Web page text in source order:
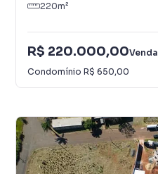
220m²
R$ 220.000,00Venda
Condomínio R$ 650,00